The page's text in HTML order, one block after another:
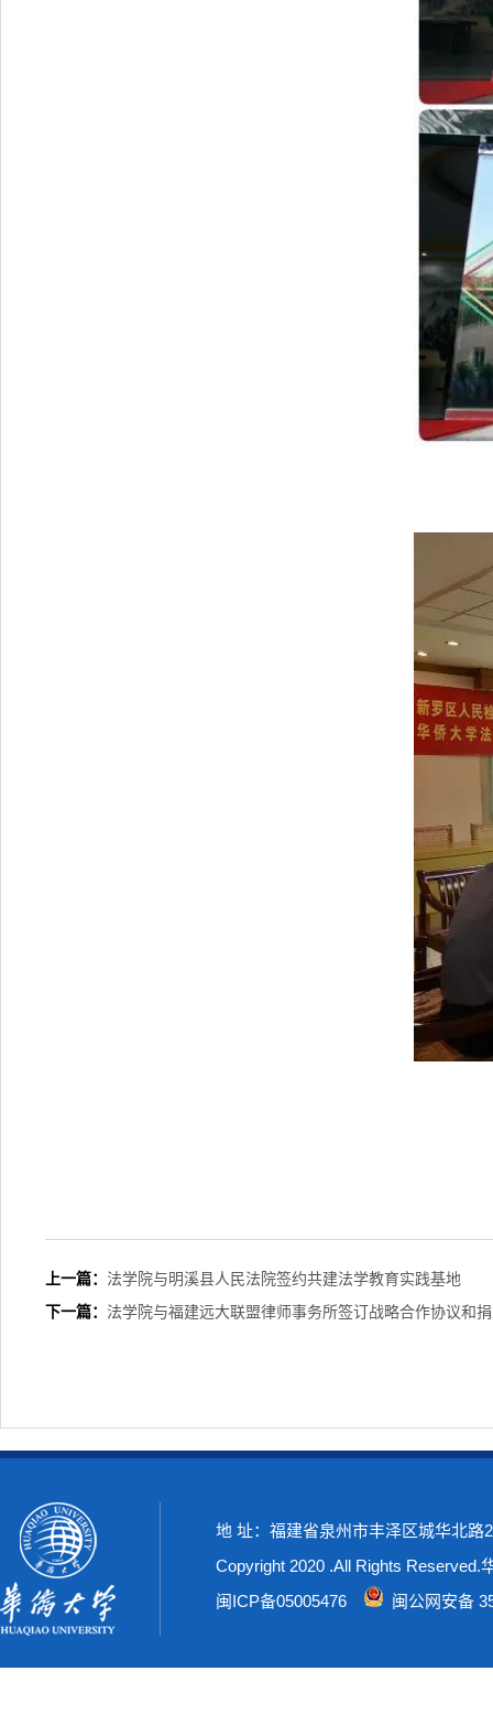
上一篇： 法学院与明溪县人民法院签约共建法学教育实践基地
下一篇： 法学院与福建远大联盟律师事务所签订战略合作协议和
地 址：福建省泉州市丰泽区城华北
Copyright 2020 .All Rights Reserved.
闽ICP备05005476
闽公网安备